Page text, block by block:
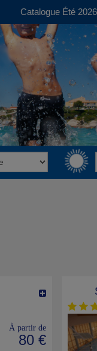
Catalogue Été
À partir de
80 €